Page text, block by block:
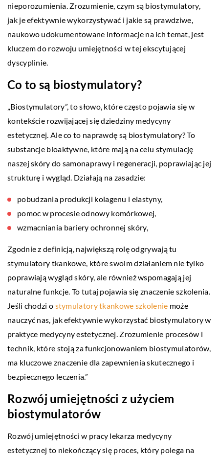
nieporozumienia. Zrozumienie, czym są biostymulatory,
jak je efektywnie wykorzystywać i jakie są prawdziwe,
naukowo udokumentowane informacje na ich temat, jest
kluczem do rozwoju umiejętności w tej ekscytującej
dyscyplinie.
Co to są biostymulatory?
„Biostymulatory”, to słowo, które często pojawia się w
kontekście rozwijającej się dziedziny medycyny
estetycznej. Ale co to naprawdę są biostymulatory? To
substancje bioaktywne, które mają na celu stymulację
naszej skóry do samonaprawy i regeneracji, poprawiając jej
strukturę i wygląd. Działają na zasadzie:
pobudzania produkcji kolagenu i elastyny,
pomoc w procesie odnowy komórkowej,
wzmacniania bariery ochronnej skóry,
Zgodnie z definicją, największą rolę odgrywają tu
stymulatory tkankowe, które swoim działaniem nie tylko
poprawiają wygląd skóry, ale również wspomagają jej
naturalne funkcje. To tutaj pojawia się znaczenie szkolenia.
Jeśli chodzi o stymulatory tkankowe szkolenie może
nauczyć nas, jak efektywnie wykorzystać biostymulatory w
praktyce medycyny estetycznej. Zrozumienie procesów i
technik, które stoją za funkcjonowaniem biostymulatorów,
ma kluczowe znaczenie dla zapewnienia skutecznego i
bezpiecznego leczenia.”
Rozwój umiejętności z użyciem
biostymulatorów
Rozwój umiejętności w pracy lekarza medycyny
estetycznej to niekończący się proces, który polega na